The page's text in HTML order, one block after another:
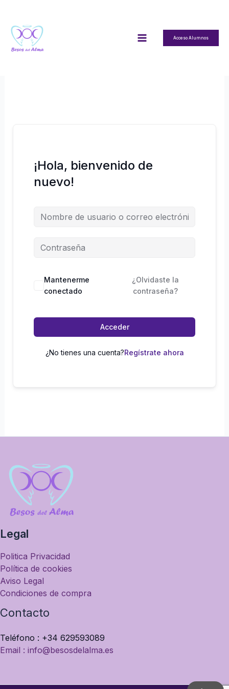
contenido
Acceso Alumnos
¡Hola, bienvenido de
nuevo!
Mantenerme
conectado
¿Olvidaste la
contraseña?
Acceder
¿No tienes una cuenta?Regístrate ahora
Legal
Politica Privacidad
Política de cookies
Aviso Legal
Condiciones de compra
Contacto
Teléfono : +34 629593089
Email : info@besosdelalma.es